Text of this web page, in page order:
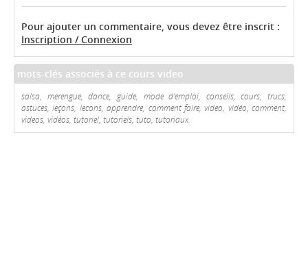
Pour ajouter un commentaire, vous devez être inscrit :
Inscription / Connexion
mots-clés associés à ce cours video
salsa, merengue, dance, guide, mode d'emploi, conseils, cours, trucs,
astuces, leçons, lecons, apprendre, comment faire, video, vidéo, comment,
videos, vidéos, tutoriel, tutoriels, tuto, tutoriaux.